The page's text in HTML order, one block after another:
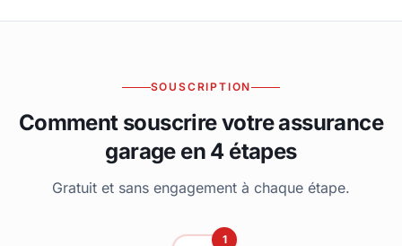
SOUSCRIPTION
Comment souscrire votre assurance
garage en 4 étapes
Gratuit et sans engagement à chaque étape.
1